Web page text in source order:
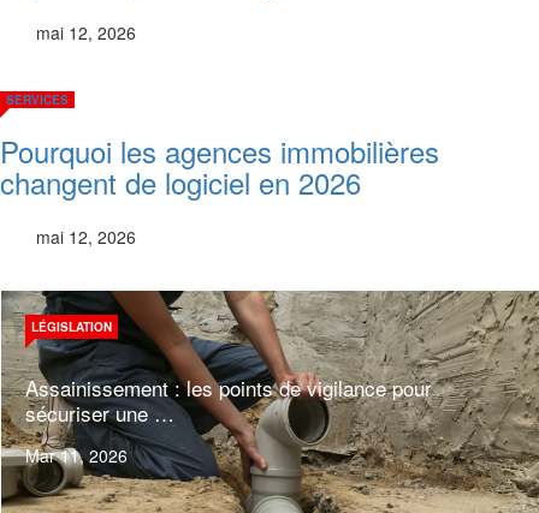
mai 12, 2026
SERVICES
Pourquoi les agences immobilières
changent de logiciel en 2026
mai 12, 2026
© FreeJoomla! 3 Modules- byVinaGecko.com
Assainissement : les points de vigilance pour
sécuriser une …
Mar 11, 2026
LÉGISLATION